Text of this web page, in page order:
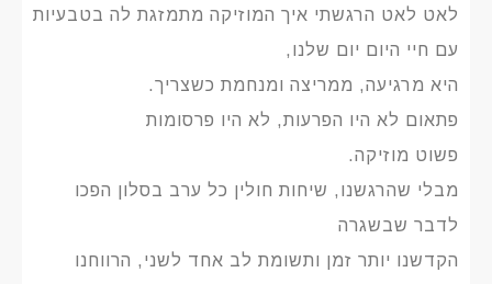
לאט לאט הרגשתי איך המוזיקה מתמזגת לה בטבעיות
עם חיי היום יום שלנו,
היא מרגיעה, ממריצה ומנחמת כשצריך.
פתאום לא היו הפרעות, לא היו פרסומות
פשוט מוזיקה.
מבלי שהרגשנו, שיחות חולין כל ערב בסלון הפכו
לדבר שבשגרה
הקדשנו יותר זמן ותשומת לב אחד לשני, הרווחנו